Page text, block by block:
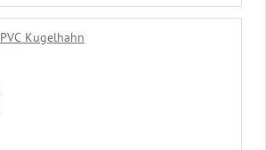
PVC Kugelhahn